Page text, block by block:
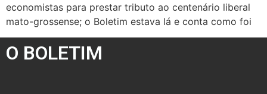
economistas para prestar tributo ao centenário liberal
mato-grossense; o Boletim estava lá e conta como foi
O BOLETIM